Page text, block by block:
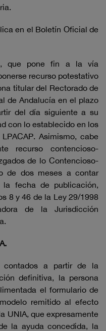
en el Boletín Oficial de
que pone fin a la vía
recurso potestativo
titular del Rectorado de
de Andalucía en el plazo
del día siguiente a su
con lo establecido en los
Asimismo, cabe
recurso contencioso-
de lo Contencioso-
de dos meses a contar
fecha de publicación,
8 y 46 de la Ley 29/1998
de la Jurisdicción
a partir de la
definitiva, la persona
el formulario de
remitido al efecto
UNIA, que expresamente
la ayuda concedida, la